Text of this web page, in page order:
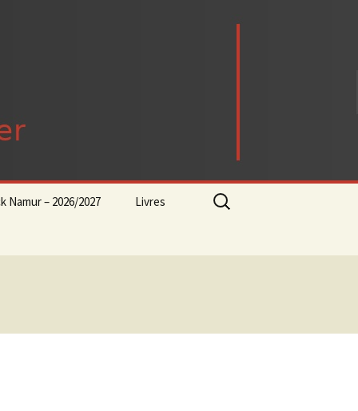
Namur – 2026/2027 Livres
Rechercher :